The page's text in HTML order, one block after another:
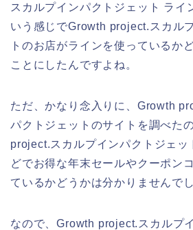
スカルプインパクトジェット ライ
いう感じでGrowth project.スカル
トのお店がラインを使っているか
ことにしたんですよね。
ただ、かなり念入りに、Growth
パクトジェットのサイトを調べた
project.スカルプインパクトジェッ
どでお得な年末セールやクーポン
ているかどうかは分かりませんでし
なので、Growth project.スカルプ